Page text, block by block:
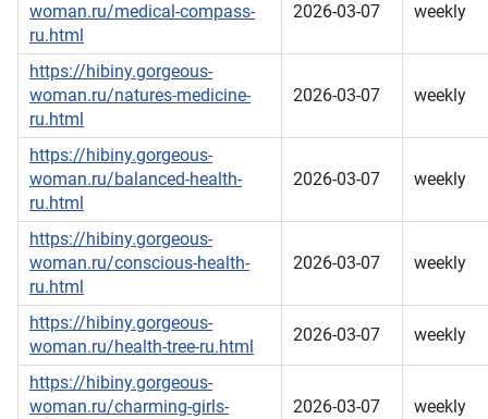
woman.ru/medical-compass-
ru.html
2026-03-07 weekly
https://hibiny.gorgeous-
woman.ru/natures-medicine-
ru.html
2026-03-07 weekly
https://hibiny.gorgeous-
woman.ru/balanced-health-
ru.html
2026-03-07 weekly
https://hibiny.gorgeous-
woman.ru/conscious-health-
ru.html
2026-03-07 weekly
https://hibiny.gorgeous-
woman.ru/health-tree-ru.html
2026-03-07 weekly
https://hibiny.gorgeous-
woman.ru/charming-girls-
2026-03-07 weekly